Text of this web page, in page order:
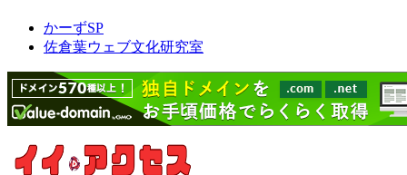
かーずSP
佐倉葉ウェブ文化研究室